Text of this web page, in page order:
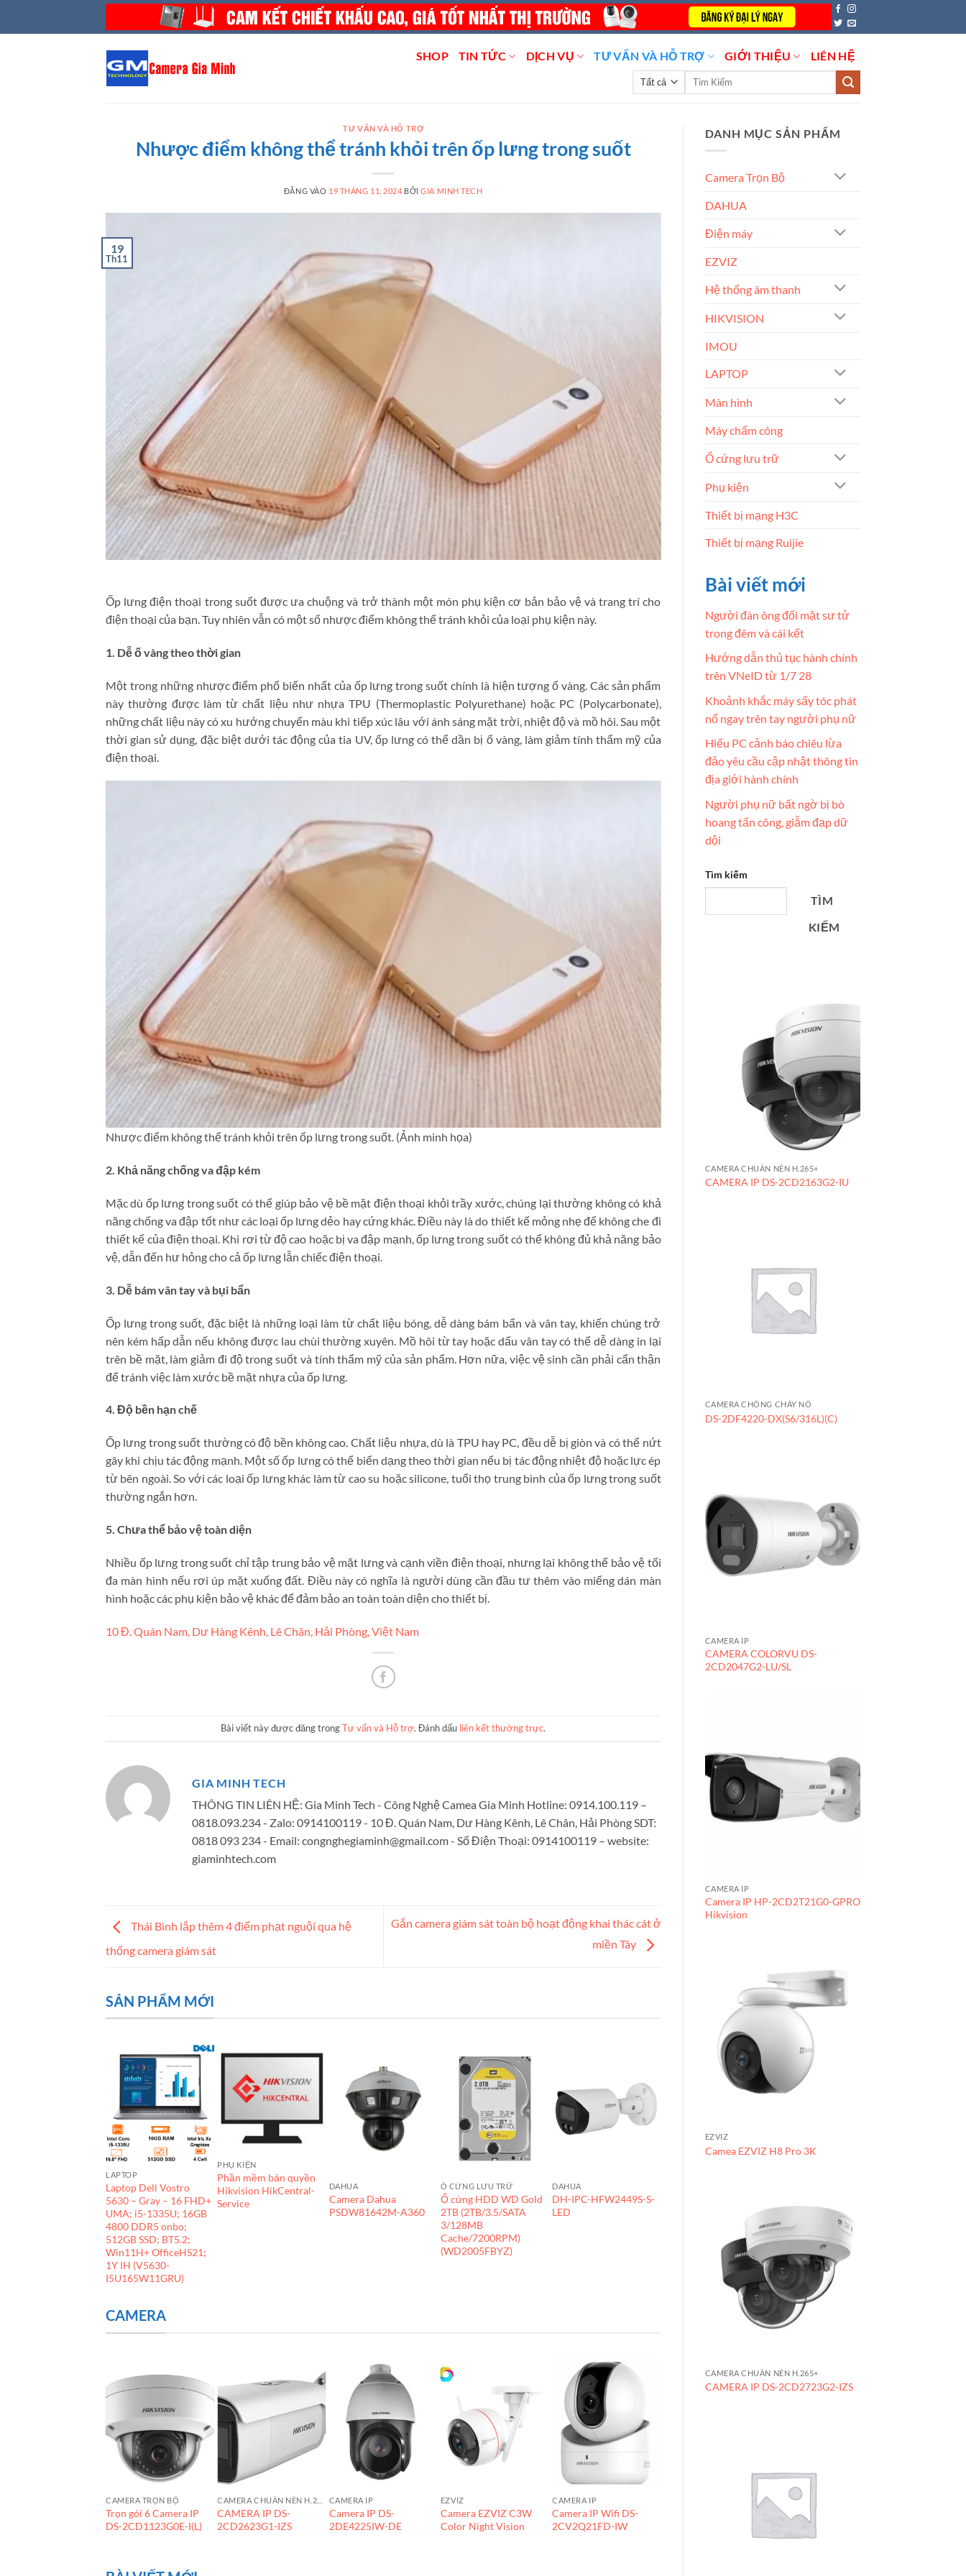
SHOP TIN TỨC DỊCH VỤ TƯ VẤN VÀ HỖ TRỢ GIỚI THIỆU LIÊN HỆ
Tìm
TƯ VẤN VÀ HỖ TRỢ
Nhược điểm không thể tránh khỏi trên ốp lưng trong suốt
ĐĂNG VÀO 19 THÁNG 11, 2024 BỞIGIA MINH TECH
19
Th11
Ốp lưng điện thoại trong suốt được ưa chuộng và trở thành một món phụ kiện cơ bản bảo vệ và trang trí cho
điện thoại của bạn. Tuy nhiên vẫn có một số nhược điểm không thể tránh khỏi của loại phụ kiện này.
1. Dễ ố vàng theo thời gian
Một trong những nhược điểm phổ biến nhất của ốp lưng trong suốt chính là hiện tượng ố vàng. Các sản phẩm
này thường được làm từ chất liệu như nhựa TPU (Thermoplastic Polyurethane) hoặc PC (Polycarbonate),
những chất liệu này có xu hướng chuyển màu khi tiếp xúc lâu với ánh sáng mặt trời, nhiệt độ và mồ hôi. Sau một
thời gian sử dụng, đặc biệt dưới tác động của tia UV, ốp lưng có thể dần bị ố vàng, làm giảm tính thẩm mỹ của
điện thoại.
Nhược điểm không thể tránh khỏi trên ốp lưng trong suốt. (Ảnh minh họa)
2. Khả năng chống va đập kém
Mặc dù ốp lưng trong suốt có thể giúp bảo vệ bề mặt điện thoại khỏi trầy xước, chúng lại thường không có khả
năng chống va đập tốt như các loại ốp lưng dẻo hay cứng khác. Điều này là do thiết kế mỏng nhẹ để không che đi
thiết kế của điện thoại. Khi rơi từ độ cao hoặc bị va đập mạnh, ốp lưng trong suốt có thể không đủ khả năng bảo
vệ, dẫn đến hư hỏng cho cả ốp lưng lẫn chiếc điện thoại.
3. Dễ bám vân tay và bụi bẩn
Ốp lưng trong suốt, đặc biệt là những loại làm từ chất liệu bóng, dễ dàng bám bẩn và vân tay, khiến chúng trở
nên kém hấp dẫn nếu không được lau chùi thường xuyên. Mồ hôi từ tay hoặc dấu vân tay có thể dễ dàng in lại
trên bề mặt, làm giảm đi độ trong suốt và tính thẩm mỹ của sản phẩm. Hơn nữa, việc vệ sinh cần phải cẩn thận
để tránh việc làm xước bề mặt nhựa của ốp lưng.
4. Độ bền hạn chế
Ốp lưng trong suốt thường có độ bền không cao. Chất liệu nhựa, dù là TPU hay PC, đều dễ bị giòn và có thể nứt
gãy khi chịu tác động mạnh. Một số ốp lưng có thể biến dạng theo thời gian nếu bị tác động nhiệt độ hoặc lực ép
từ bên ngoài. So với các loại ốp lưng khác làm từ cao su hoặc silicone, tuổi thọ trung bình của ốp lưng trong suốt
thường ngắn hơn.
5. Chưa thể bảo vệ toàn diện
Nhiều ốp lưng trong suốt chỉ tập trung bảo vệ mặt lưng và cạnh viền điện thoại, nhưng lại không thể bảo vệ tối
đa màn hình nếu rơi úp mặt xuống đất. Điều này có nghĩa là người dùng cần đầu tư thêm vào miếng dán màn
hình hoặc các phụ kiện bảo vệ khác để đảm bảo an toàn toàn diện cho thiết bị.
10 Đ. Quán Nam, Dư Hàng Kênh, Lê Chân, Hải Phòng, Việt Nam
Bài viết này được đăng trongTư vấn và Hỗ trợ. Đánh dấu liên kết thường trực.
GIA MINH TECH
THÔNG TIN LIÊN HỆ: Gia Minh Tech - Công Nghệ Camea Gia Minh Hotline: 0914.100.119 –
0818.093.234 - Zalo: 0914100119 - 10 Đ. Quán Nam, Dư Hàng Kênh, Lê Chân, Hải Phòng SDT:
0818 093 234 - Email: congnghegiaminh@gmail.com- Số Điện Thoại: 0914100119 – website:
giaminhtech.com
Thái Bình lắp thêm 4 điểm phạt nguội qua hệ
thống camera giám sát
Gắn camera giám sát toàn bộ hoạt động khai thác cát ở
miền Tây
SẢN PHẨM MỚI
LAPTOP
Laptop Dell Vostro
5630 – Gray – 16 FHD+
UMA; i5-1335U; 16GB
4800 DDR5 onbo;
512GB SSD; BT5.2;
Win11H+ OfficeHS21;
1Y IH (V5630-
I5U165W11GRU)
PHỤ KIỆN
Phần mềm bản quyền
Hikvision HikCentral-
Service
DAHUA
Camera Dahua
PSDW81642M-A360
Ổ CỨNG LƯU TRỮ
Ổ cứng HDD WD Gold
2TB (2TB/3.5/SATA
3/128MB
Cache/7200RPM)
(WD2005FBYZ)
DAHUA
DH-IPC-HFW2449S-S-
LED
camera PTZ HUVIRON
CAMERA
CAMERA TRỌN BỘ
Trọn gói 6 Camera IP
DS-2CD1123G0E-I(L)
CAMERA IP DS-
2CD2623G1-IZS
CAMERA IP
Camera IP DS-
2DE4225IW-DE
EZVIZ
Camera EZVIZ C3W
Color Night Vision
CAMERA IP
Camera IP Wifi DS-
2CV2Q21FD-IW
DANH MỤC SẢN PHẨM
Camera Trọn Bộ
DAHUA
Điện máy
EZVIZ
Hệ thống âm thanh
HIKVISION
IMOU
LAPTOP
Màn hình
Máy chấm công
Ổ cứng lưu trữ
Phụ kiện
Thiết bị mạng H3C
Thiết bị mạng Ruijie
Bài viết mới
Người đàn ông đối mặt sư tử
trong đêm và cái kết
Hướng dẫn thủ tục hành chính
trên VNeID từ 1/7 28
Khoảnh khắc máy sấy tóc phát
nổ ngay trên tay người phụ nữ
Hiếu PC cảnh báo chiêu lừa
đảo yêu cầu cập nhật thông tin
địa giới hành chính
Người phụ nữ bất ngờ bị bò
hoang tấn công, giẫm đạp dữ
dội
Tìm kiếm
TÌM
KIẾM
CAMERA CHUẨN NÉN H.265+
CAMERA IP DS-2CD2163G2-IU
CAMERA CHỐNG CHÁY NỔ
DS-2DF4220-DX(S6/316L)(C)
CAMERA IP
CAMERA COLORVU DS-
2CD2047G2-LU/SL
CAMERA IP
Camera IP HP-2CD2T21G0-GPRO
Hikvision
EZVIZ
Camea EZVIZ H8 Pro 3K
CAMERA CHUẨN NÉN H.265+
CAMERA IP DS-2CD2723G2-IZS